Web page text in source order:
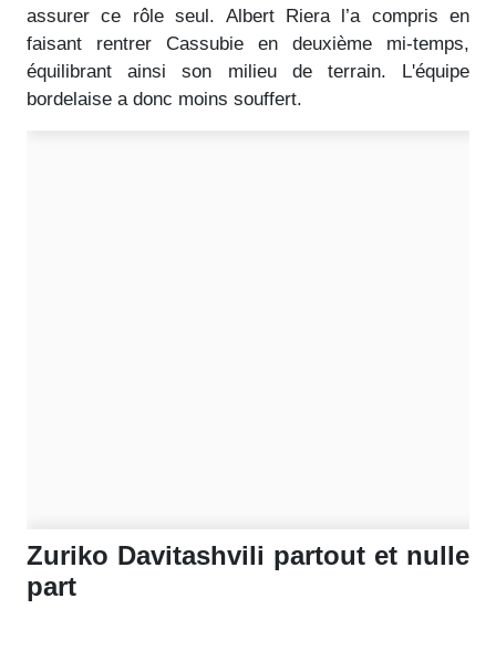
assurer ce rôle seul. Albert Riera l’a compris en
faisant rentrer Cassubie en deuxième mi-temps,
équilibrant ainsi son milieu de terrain. L'équipe
bordelaise a donc moins souffert.
Zuriko Davitashvili partout et nulle
part